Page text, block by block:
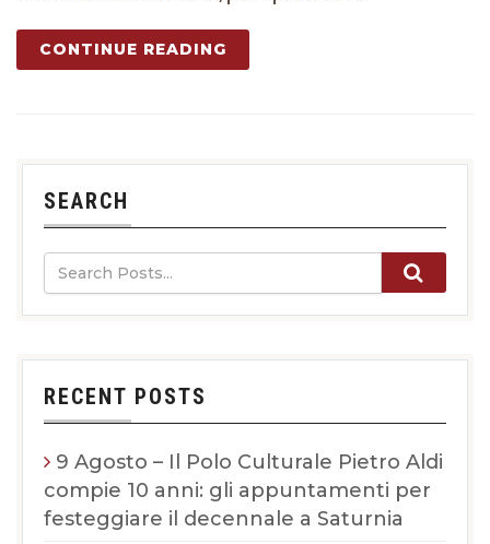
CONTINUE READING
SEARCH
RECENT POSTS
9 Agosto – Il Polo Culturale Pietro Aldi
compie 10 anni: gli appuntamenti per
festeggiare il decennale a Saturnia